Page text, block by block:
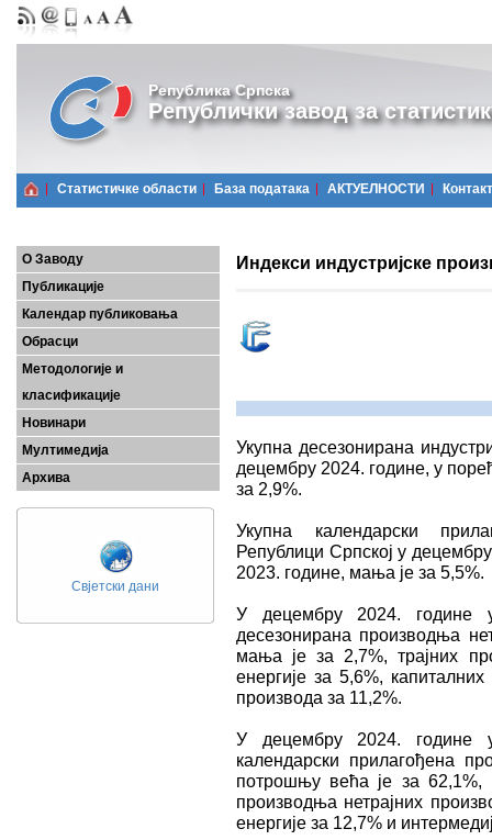
Република Српска
Републички завод за
Статистичке области Базa података АКТУЕЛНОСТИ Контакт
О Заводу
Публикације
Календар публиковања
Обрасци
Методологије и
класификације
Новинари
Мултимедија
Архива
Свјетски дани
Индекси индустријске
Укупна десезонирана
децембру 2024. године, у
за 2,9%.
Укупна календарски
Републици Српској у
2023. године, мања је за 5,5%.
У децембру 2024. године
десезонирана производња
мања је за 2,7%, трајних
енергије за 5,6%,
производа за 11,2%.
У децембру 2024. године
календарски прилагођена
потрошњу већа је за 62,1%,
производња нетрајних
енергије за 12,7% и